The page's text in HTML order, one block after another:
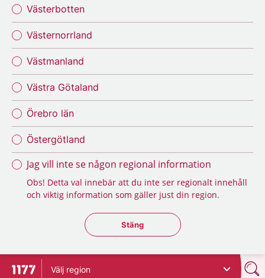
Västerbotten
Västernorrland
Västmanland
Västra Götaland
Örebro län
Östergötland
Jag vill inte se någon regional information
Obs! Detta val innebär att du inte ser regionalt innehåll
och viktig information som gäller just din region.
Stäng regionsväljaren
Stäng
Till startsidan för 1177
Välj region